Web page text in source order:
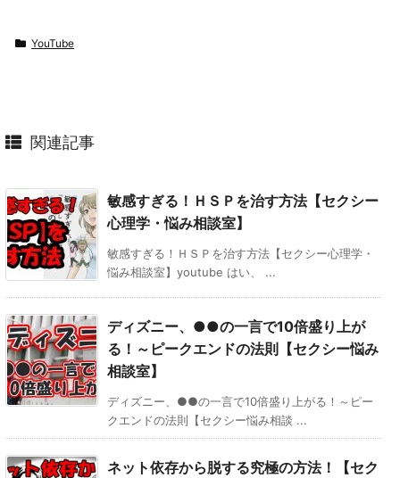
YouTube
関連記事
敏感すぎる！ＨＳＰを治す方法【セクシー
心理学・悩み相談室】
敏感すぎる！ＨＳＰを治す方法【セクシー心理学・
悩み相談室】youtube はい、 ...
ディズニー、●●の一言で10倍盛り上が
る！～ピークエンドの法則【セクシー悩み
相談室】
ディズニー、●●の一言で10倍盛り上がる！～ピー
クエンドの法則【セクシー悩み相談 ...
ネット依存から脱する究極の方法！【セク